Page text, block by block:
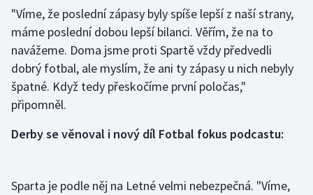
Házená
Jezdectví
Judo
Krasobruslení
Lyže a snowboard
"Víme, že poslední zápasy byly spíše lepší z naší strany,
máme poslední dobou lepší bilanci. Věřím, že na to
navážeme. Doma jsme proti Spartě vždy předvedli
dobrý fotbal, ale myslím, že ani ty zápasy u nich nebyly
špatné. Když tedy přeskočíme první poločas,"
připomněl.
Derby se věnoval i nový díl Fotbal fokus podcastu:
Sparta je podle něj na Letné velmi nebezpečná. "Víme,